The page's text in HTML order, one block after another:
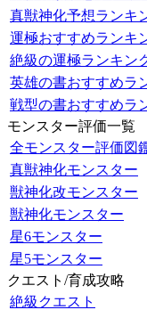
真獣神化予想ランキ
運極おすすめランキ
絶級の運極ランキン
英雄の書おすすめラ
戦型の書おすすめラ
モンスター評価一覧
全モンスター評価図
真獣神化モンスター
獣神化改モンスター
獣神化モンスター
星6モンスター
星5モンスター
クエスト/育成攻略
絶級クエスト